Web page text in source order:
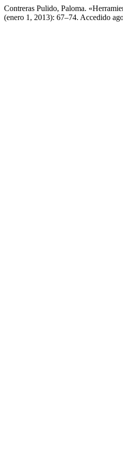
Contreras Pulido, Paloma.
(enero 1, 2013): 67–74. Accedido